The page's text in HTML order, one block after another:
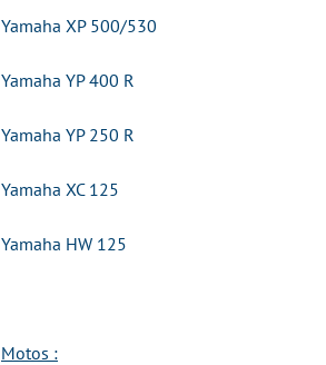
Yamaha XP 500/530
Yamaha YP 400 R
Yamaha YP 250 R
Yamaha XC 125
Yamaha HW 125
Motos :